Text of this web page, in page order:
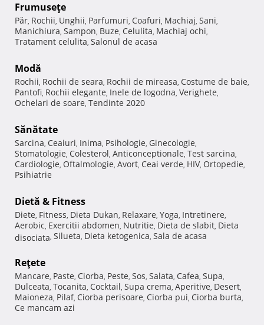
Frumuseţe
Păr, Rochii, Unghii, Parfumuri, Coafuri, Machiaj, Sani,
Manichiura, Sampon, Buze, Celulita, Machiaj ochi,
Tratament celulita, Salonul de acasa
Modă
Rochii, Rochii de seara, Rochii de mireasa, Costume de baie,
Pantofi, Rochii elegante, Inele de logodna, Verighete,
Ochelari de soare, Tendinte 2020
Sănătate
Sarcina, Ceaiuri, Inima, Psihologie, Ginecologie,
Stomatologie, Colesterol, Anticonceptionale, Test sarcina,
Cardiologie, Oftalmologie, Avort, Ceai verde, HIV, Ortopedie,
Psihiatrie
Dietă & Fitness
Diete, Fitness, Dieta Dukan, Relaxare, Yoga, Intretinere,
Aerobic, Exercitii abdomen, Nutritie, Dieta de slabit, Dieta
disociata, Silueta, Dieta ketogenica, Sala de acasa
Reţete
Mancare, Paste, Ciorba, Peste, Sos, Salata, Cafea, Supa,
Dulceata, Tocanita, Cocktail, Supa crema, Aperitive, Desert,
Maioneza, Pilaf, Ciorba perisoare, Ciorba pui, Ciorba burta,
Ce mancam azi